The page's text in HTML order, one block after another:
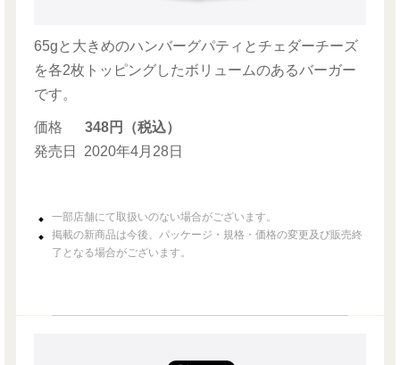
65gと大きめのハンバーグパティとチェダーチーズ
を各2枚トッピングしたボリュームのあるバーガー
です。
価格
348円（税込）
発売日
2020年4月28日
一部店舗にて取扱いのない場合がございます。
掲載の新商品は今後、パッケージ・規格・価格の変更及び販売終
了となる場合がございます。